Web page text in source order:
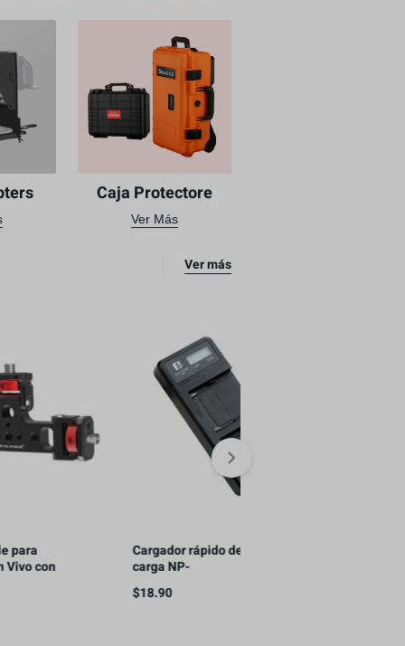
Caja Protectore
Ver Más
Ver más
Cargador rápido de doble
F970/F750/F550(QC)